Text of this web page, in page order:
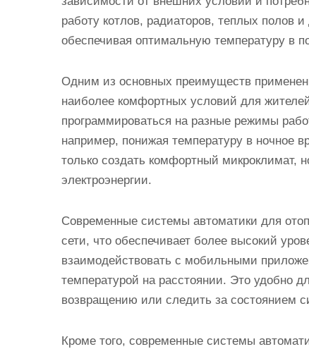
работу котлов, радиаторов, теплых полов
обеспечивая оптимальную температуру в
Одним из основных преимуществ
наиболее комфортных условий для
программироваться на разные режимы
например, понижая температуру в ночное
только создать комфортный микроклимат,
электроэнергии.
Современные системы автоматики для
сети, что обеспечивает более высокий
взаимодействовать с мобильными
температурой на расстоянии. Это удобно
возвращению или следить за состоянием
Кроме того, современные системы